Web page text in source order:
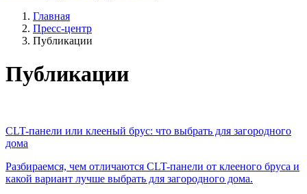
Главная
Пресс-центр
Публикации
Публикации
CLT-панели или клееный брус: что выбрать для загородного
дома
Разбираемся, чем отличаются CLT-панели от клееного бруса и
какой вариант лучше выбрать для загородного дома.